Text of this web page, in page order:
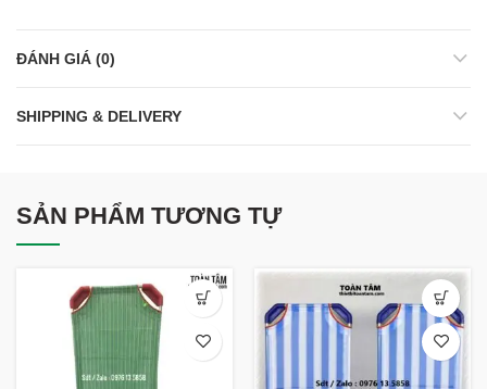
ĐÁNH GIÁ (0)
SHIPPING & DELIVERY
SẢN PHẨM TƯƠNG TỰ